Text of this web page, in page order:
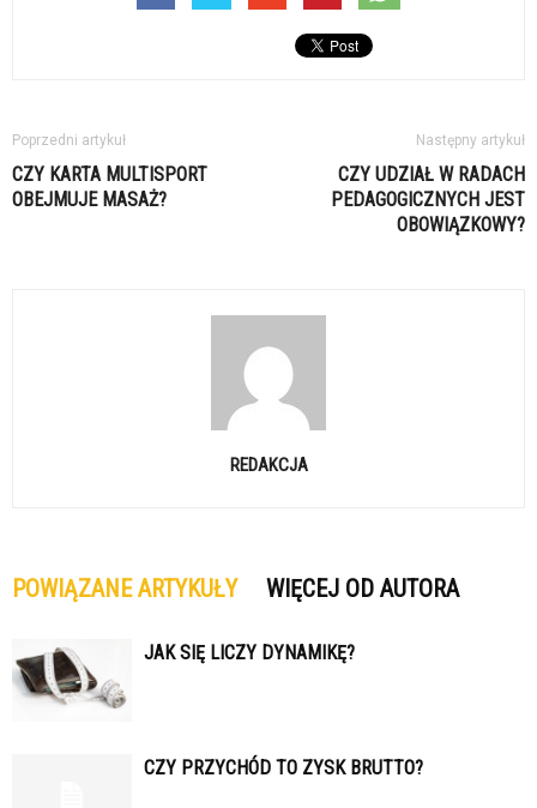
Poprzedni artykuł
CZY KARTA MULTISPORT
OBEJMUJE MASAŻ?
Następny artykuł
CZY UDZIAŁ W RADACH
PEDAGOGICZNYCH JEST
OBOWIĄZKOWY?
REDAKCJA
POWIĄZANE ARTYKUŁY WIĘCEJ OD AUTORA
JAK SIĘ LICZY DYNAMIKĘ?
CZY PRZYCHÓD TO ZYSK BRUTTO?